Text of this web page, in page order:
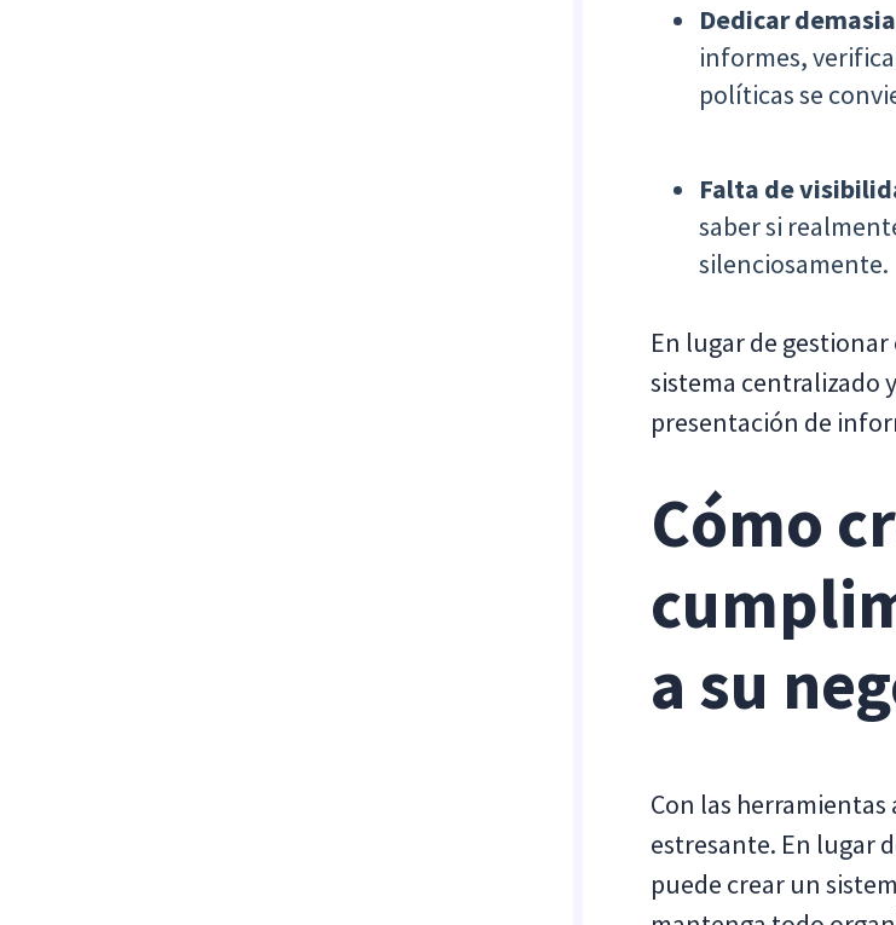
Dedicar
informes,
políticas se
Falta de
saber si
silenciosamente.
En lugar de
sistema centralizado
presentación de
Cómo
a su
Con las
estresante. En lugar
puede crear un